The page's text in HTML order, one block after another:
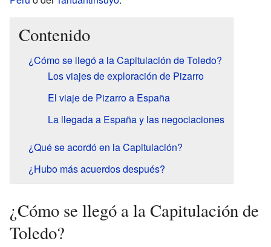
Contenido
¿Cómo se llegó a la Capitulación de Toledo?
Los viajes de exploración de Pizarro
El viaje de Pizarro a España
La llegada a España y las negociaciones
¿Qué se acordó en la Capitulación?
¿Hubo más acuerdos después?
¿Cómo se llegó a la Capitulación de
Toledo?